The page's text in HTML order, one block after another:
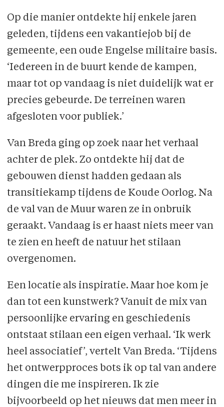
Op die manier ontdekte hij enkele jaren
geleden, tijdens een vakantiejob bij de
gemeente, een oude Engelse militaire basis.
‘Iedereen in de buurt kende de kampen,
maar tot op vandaag is niet duidelijk wat er
precies gebeurde. De terreinen waren
afgesloten voor publiek.’
Van Breda ging op zoek naar het verhaal
achter de plek. Zo ontdekte hij dat de
gebouwen dienst hadden gedaan als
transitiekamp tijdens de Koude Oorlog. Na
de val van de Muur waren ze in onbruik
geraakt. Vandaag is er haast niets meer van
te zien en heeft de natuur het stilaan
overgenomen.
Een locatie als inspiratie. Maar hoe kom je
dan tot een kunstwerk? Vanuit de mix van
persoonlijke ervaring en geschiedenis
ontstaat stilaan een eigen verhaal. ‘Ik werk
heel associatief’, vertelt Van Breda. ‘Tijdens
het ontwerpproces bots ik op tal van andere
dingen die me inspireren. Ik zie
bijvoorbeeld op het nieuws dat men meer in